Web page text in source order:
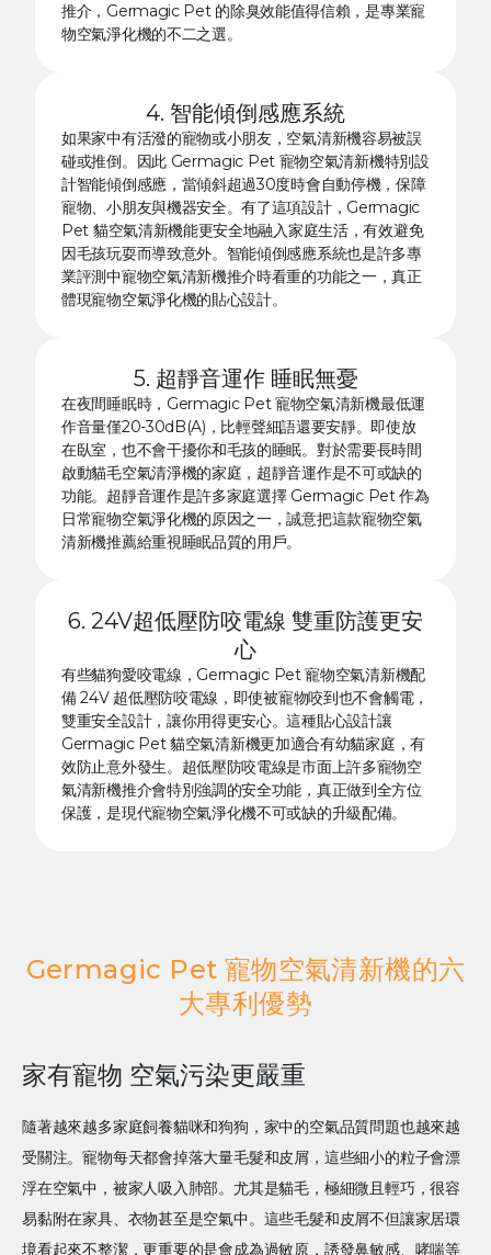
推介，Germagic Pet 的除臭效能值得信賴，是專業寵
物空氣淨化機的不二之選。
4. 智能傾倒感應系統
如果家中有活潑的寵物或小朋友，空氣清新機容易被誤
碰或推倒。因此 Germagic Pet 寵物空氣清新機特別設
計智能傾倒感應，當傾斜超過30度時會自動停機，保障
寵物、小朋友與機器安全。有了這項設計，Germagic
Pet 貓空氣清新機能更安全地融入家庭生活，有效避免
因毛孩玩耍而導致意外。智能傾倒感應系統也是許多專
業評測中寵物空氣清新機推介時看重的功能之一，真正
體現寵物空氣淨化機的貼心設計。
5. 超靜音運作 睡眠無憂
在夜間睡眠時，Germagic Pet 寵物空氣清新機最低運
作音量僅20-30dB(A)，比輕聲細語還要安靜。即使放
在臥室，也不會干擾你和毛孩的睡眠。對於需要長時間
啟動貓毛空氣清淨機的家庭，超靜音運作是不可或缺的
功能。超靜音運作是許多家庭選擇 Germagic Pet 作為
日常寵物空氣淨化機的原因之一，誠意把這款寵物空氣
清新機推薦給重視睡眠品質的用戶。
6. 24V超低壓防咬電線 雙重防護更安
心
有些貓狗愛咬電線，Germagic Pet 寵物空氣清新機配
備 24V 超低壓防咬電線，即使被寵物咬到也不會觸電，
雙重安全設計，讓你用得更安心。這種貼心設計讓
Germagic Pet 貓空氣清新機更加適合有幼貓家庭，有
效防止意外發生。超低壓防咬電線是市面上許多寵物空
氣清新機推介會特別強調的安全功能，真正做到全方位
保護，是現代寵物空氣淨化機不可或缺的升級配備。
Germagic Pet 寵物空氣清新機的六
大專利優勢
家有寵物 空氣污染更嚴重
隨著越來越多家庭飼養貓咪和狗狗，家中的空氣品質問題也越來越
受關注。寵物每天都會掉落大量毛髮和皮屑，這些細小的粒子會漂
浮在空氣中，被家人吸入肺部。尤其是貓毛，極細微且輕巧，很容
易黏附在家具、衣物甚至是空氣中。這些毛髮和皮屑不但讓家居環
境看起來不整潔，更重要的是會成為過敏原，誘發鼻敏感、哮喘等